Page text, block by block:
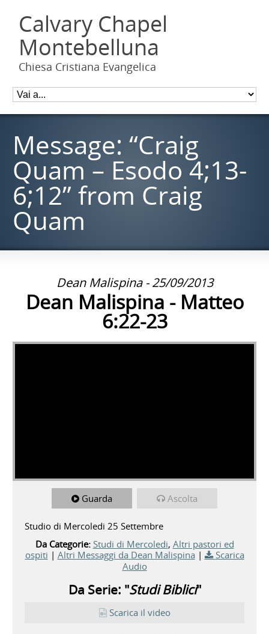
Calvary Chapel
Montebelluna
Chiesa Cristiana Evangelica
Message: “Craig
Quam – Esodo 4;13-
6;12” from Craig
Quam
Dean Malispina - 25/09/2013
Dean Malispina - Matteo
6:22-23
Guarda Ascolta
Studio di Mercoledi 25 Settembre
Da Categorie: Studi di Mercoledi, Altri pastori ed
ospiti | Altri Messaggi da Dean Malispina |
Scarica
Audio
Da Serie: "Studi Biblici"
Scarica il video